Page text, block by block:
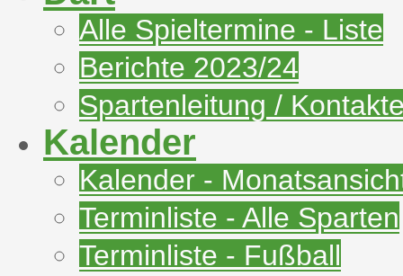
Alle Spieltermine - Liste
Berichte 2023/24
Spartenleitung /
Kalender
Kalender -
Terminliste - Alle Sparten
Terminliste - Fußball